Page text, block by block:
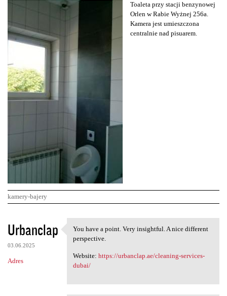
Toaleta przy stacji benzynowej
Orlen w Rabie Wyżnej 256a.
Kamera jest umieszczona
centralnie nad pisuarem.
kamery-bajery
K
o
m
e
Urbanclap
03.06.2025
Adres
You have a point. Very
You have a point. Very insightful. A nice different
perspective.
Website: https://urbanclap.ae/cleaning-services-
dubai/